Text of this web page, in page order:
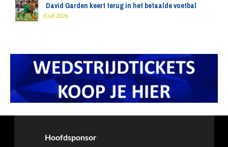
David Garden keert terug in het betaalde voetbal
8 juli 2026
Hoofdsponsor